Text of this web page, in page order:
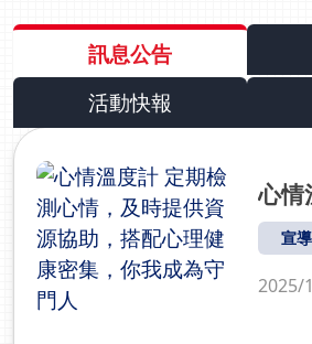
緒，讓患者「有體力」、「有心情」
體能訓練與復健，讓他們能盡速回復
2023年醫療展，光田也特別展出腦健
除了提醒民眾重視腦傷後遺症外，更
醫療資源，從檢測腦迴路、到體驗復
耕國際有限公司等攜手參展，投入對
化訓練，希望能透過醫界與產業界的
者，也能重新接軌人生。
syndrome）。由於當時張姓少婦
狀超過二週，故轉至神經內科楊鈞
療。楊主任選擇用「重覆性經顱磁
rTMS）來改善憂鬱等症狀。楊主任
症候群」的病患不見得會有肢體無
頭暈、頭痛、耳鳴、失眠、平衡感
「認知」功能下降︰如恍神、注意
憶力減退等。3.「情緒」不穩症狀︰
鬱、性格改變等。這三大症狀有時
影響工作與人際關係，讓病患不勝
rTMS是以神經科學原理，利用磁波
訊息公告
活動快報
心情
宣導
2025/